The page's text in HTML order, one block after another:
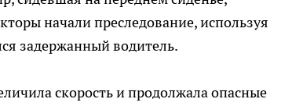
начали преследование, используя
задержанный водитель.
скорость и продолжала опасные